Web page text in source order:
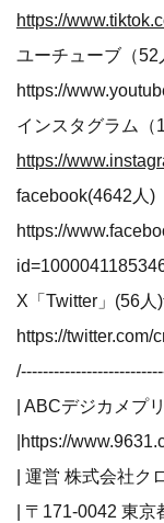
https://
ユーチューブ（52
https://
インスタグラム（
https://
facebook(4642人)
https://
X「Twitter」(56人
https://twitter.com/
| ABCデジカメプ
https://
| 運営 株式会社ク
| 〒171-0042 東